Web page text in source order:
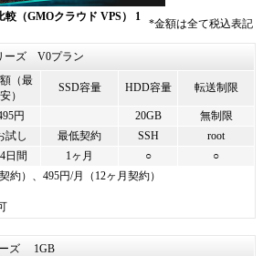
（GMOクラウド VPS） 1
*金額は全て税込表記
ーズ V0プラン
（最
安）
SSD容量 HDD容量 転送制限
円 20GB
無制限
試し 最低契約 SSH
root
日間 1ヶ月 ○
○
約）、495円/月（12ヶ月契約）
ズ 1GB